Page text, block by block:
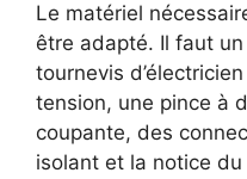
Le matériel
être adapté. Il faut
tournevis
tension, une pince à
coupante, des
isolant et la notice du